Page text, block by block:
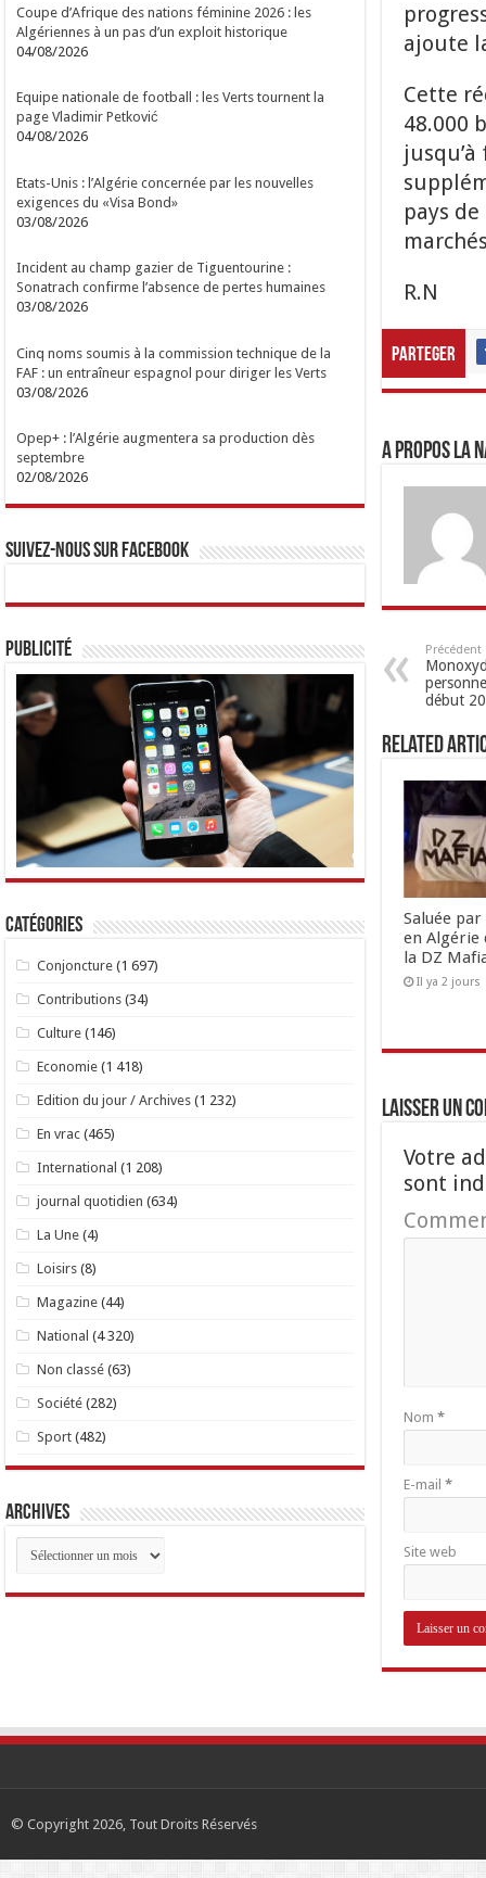
ajoute
Cette
48.000
pays
R.N
Parteger
A propos LA
Précédent
début
Related
Saluée
en Algérie
la DZ
Il ya 2 jours
Laisser un
Votre
sont
Nom *
E-mail *
Site web
Coupe d’Afrique des nations féminine 2026 : les
Algériennes à un pas d’un exploit historique
04/08/2026
Equipe nationale de football : les Verts tournent la
page Vladimir Petković
04/08/2026
Etats-Unis : l’Algérie concernée par les nouvelles
exigences du «Visa Bond»
03/08/2026
Incident au champ gazier de Tiguentourine :
Sonatrach confirme l’absence de pertes humaines
03/08/2026
Cinq noms soumis à la commission technique de la
FAF : un entraîneur espagnol pour diriger les Verts
03/08/2026
Opep+ : l’Algérie augmentera sa production dès
septembre
02/08/2026
Suivez-nous sur Facebook
Publicité
Catégories
Conjoncture (1 697)
Contributions (34)
Culture (146)
Economie (1 418)
Edition du jour / Archives (1 232)
En vrac (465)
International (1 208)
journal quotidien (634)
La Une (4)
Loisirs (8)
Magazine (44)
National (4 320)
Non classé (63)
Société (282)
Sport (482)
Archives
Archives
© Copyright 2026, Tout Droits Réservés